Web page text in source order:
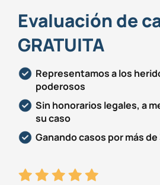
Evaluación de
GRATUITA
Representamos a los
poderosos
Sin honorarios legales, a
su caso
Ganando casos por más de